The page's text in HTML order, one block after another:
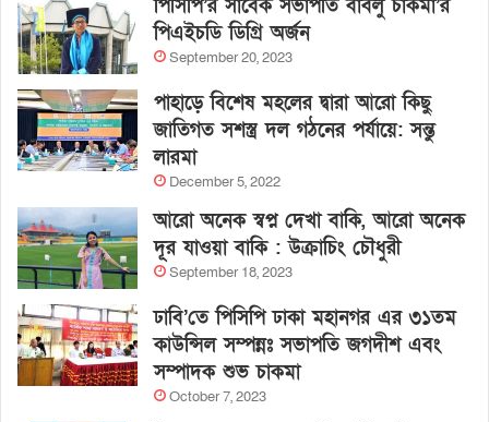
পিসিপি’র সাবেক সভাপতি বাবলু চাকমা’র
পিএইচডি ডিগ্রি অর্জন
September 20, 2023
পাহাড়ে বিশেষ মহলের দ্বারা আরো কিছু
জাতিগত সশস্ত্র দল গঠনের পর্যায়ে: সন্তু
লারমা
December 5, 2022
আরো অনেক স্বপ্ন দেখা বাকি, আরো অনেক
দূর যাওয়া বাকি : উক্রাচিং চৌধুরী
September 18, 2023
ঢাবি’তে পিসিপি ঢাকা মহানগর এর ৩১তম
কাউন্সিল সম্পন্নঃ সভাপতি জগদীশ এবং
সম্পাদক শুভ চাকমা
October 7, 2023